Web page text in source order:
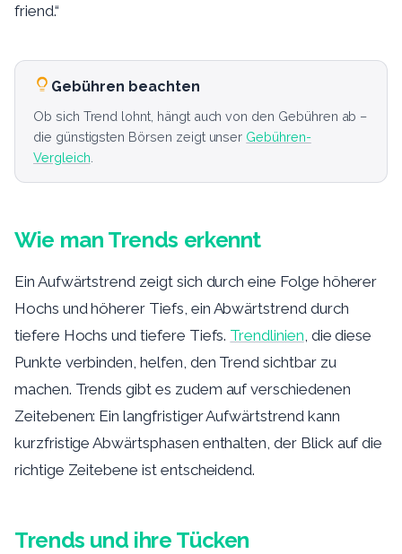
friend.“
Gebühren beachten
Ob sich Trend lohnt, hängt auch von den Gebühren ab –
die günstigsten Börsen zeigt unser Gebühren-
Vergleich
Wie man Trends erkennt
Ein Aufwärtstrend zeigt sich durch eine Folge höherer
Hochs und höherer Tiefs, ein Abwärtstrend durch
tiefere Hochs und tiefere Tiefs. Trendlinien, die diese
Punkte verbinden, helfen, den Trend sichtbar zu
machen. Trends gibt es zudem auf verschiedenen
Zeitebenen: Ein langfristiger Aufwärtstrend kann
kurzfristige Abwärtsphasen enthalten, der Blick auf die
richtige Zeitebene ist entscheidend.
Trends und ihre Tücken